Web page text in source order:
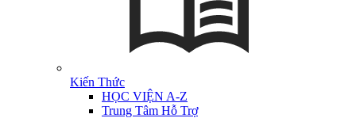
Kiến Thức
HỌC VIỆN A-Z
Trung Tâm Hỗ Trợ